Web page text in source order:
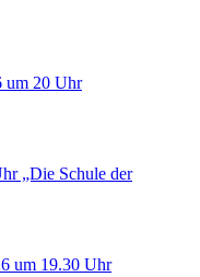
um 20 Uhr
„Die Schule der
um 19.30 Uhr